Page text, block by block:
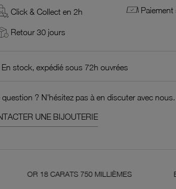
Click & Collect en 2h Paiement
Retour 30 jours
En stock, expédié sous 72h ouvrées
question ? N'hésitez pas à en discuter avec nous.
UNE BIJOUTERIE
CARATS 750 MILLIÈMES